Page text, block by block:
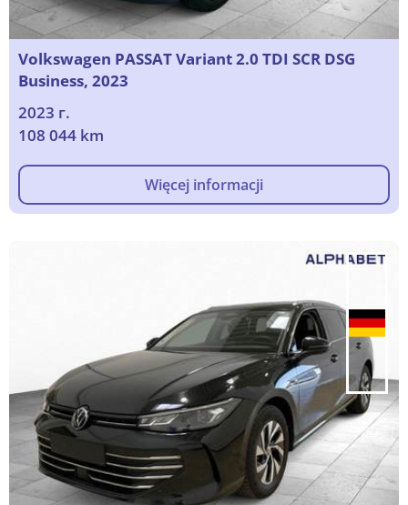
Volkswagen PASSAT Variant 2.0 TDI SCR DSG
Business, 2023
2023 г.
108 044 km
Więcej informacji